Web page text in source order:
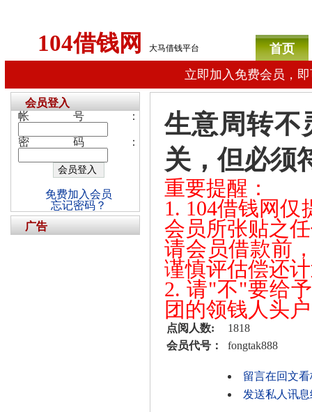
104借钱网 大马借钱平台
首页
立即加入免费会员，
生意周转不
关，但必须
重要提醒：
1. 104借钱网
会员所张贴之
请会员借款前
谨慎评估偿还
2. 请"不"要给
团的领钱人头
点阅人数:
1818
会员代号：
fongtak888
留言在回文看
发送私人讯息
会员登入
帐号：
密码：
免费加入会员
忘记密码？
广告